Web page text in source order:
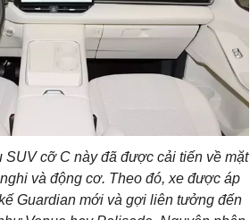
SUV cỡ C này đã được cải tiến về mặt
và động cơ. Theo đó, xe được áp
Guardian mới và gợi liên tưởng đến